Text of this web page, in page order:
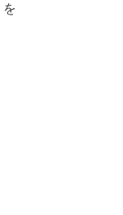
を